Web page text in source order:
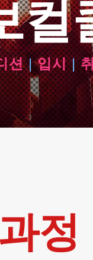
컬
션 | 입시 |
정